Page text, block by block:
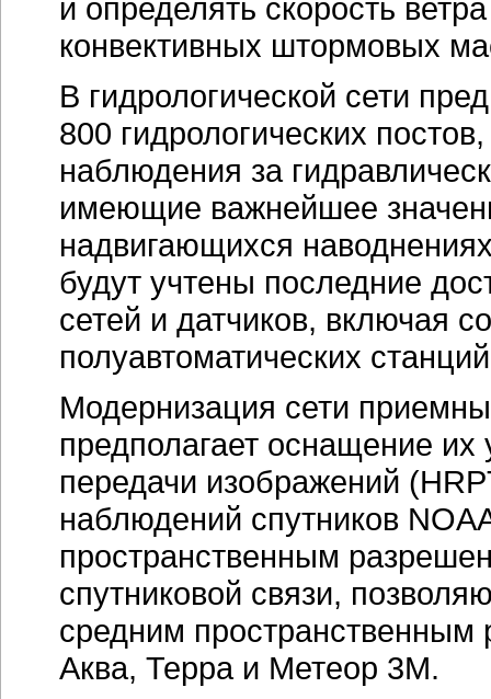
и определять скорость
конвективных штормовых
В гидрологической сети
800 гидрологических
наблюдения за
имеющие важнейшее
надвигающихся
будут учтены последние
сетей и датчиков, включая
полуавтоматических
Модернизация сети
предполагает оснащение их
передачи изображений
наблюдений спутников
пространственным
спутниковой связи,
средним
Аква, Терра и Метеор 3М.